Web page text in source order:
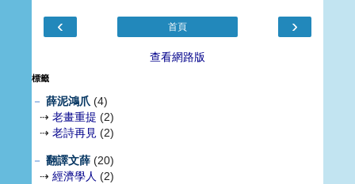
‹ ›
首頁
查看網路版
標籤
－ 薛泥鴻爪 (4)
⇢ 老畫重提 (2)
⇢ 老詩再見 (2)
－ 翻譯文薛 (20)
⇢ 經濟學人 (2)